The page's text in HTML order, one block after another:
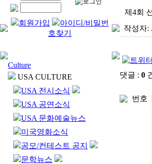
회원가입
아이디/비밀번
호찾기
Culture
USA CULTURE
USA 전시소식
USA 공연소식
USA 문화예술뉴스
미국영화소식
공모/컨테스트 공지
문학뉴스
제4회
작성자:
댓글 : 0
번호